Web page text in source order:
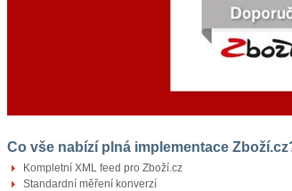
Co vše nabízí plná implementace
Kompletní XML feed pro Zboží.cz
Standardní měření konverzí